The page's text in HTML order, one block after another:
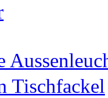
Tischfackel